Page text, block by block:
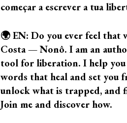
começar a escrever a tua
🌍 EN: Do you ever feel that
Costa — Nonô. I am an
tool for liberation. I help
words that heal and set you
unlock what is trapped, and
Join me and discover how.